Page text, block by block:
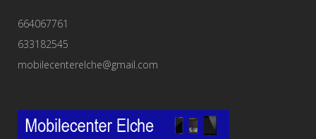
664067761
633182545
mobilecenterelche@gmail.com